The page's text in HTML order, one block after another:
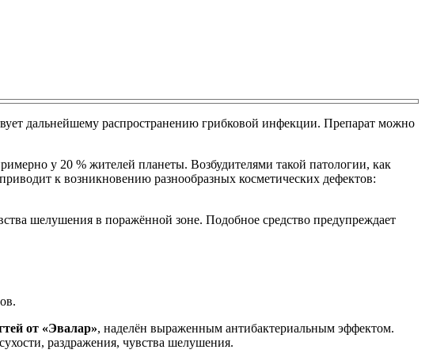
дальнейшему распространению грибковой инфекции. Препарат можно
у 20 % жителей планеты. Возбудителями такой патологии, как
к возникновению разнообразных косметических дефектов:
шелушения в поражённой зоне. Подобное средство предупреждает
от «Эвалар», наделён выраженным антибактериальным эффектом.
раздражения, чувства шелушения.